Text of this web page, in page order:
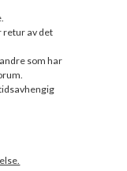
retur av det
som har